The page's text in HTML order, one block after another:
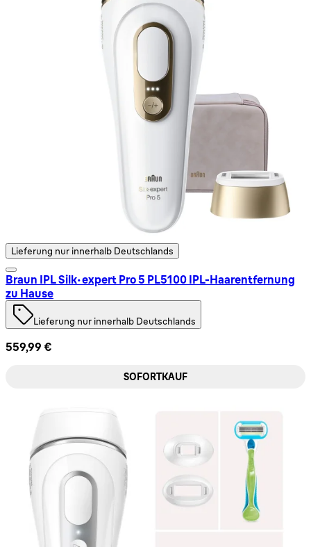
Lieferung nur innerhalb Deutschlands
Braun IPL Silk·expert Pro 5 PL5100 IPL-Haarentfernung
zu Hause
Lieferung nur innerhalb Deutschlands
559,99 €
SOFORTKAUF